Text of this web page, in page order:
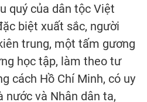
quý của dân tộc Việt
biệt xuất sắc, người
trung, một tấm gương
học tập, làm theo tư
cách Hồ Chí Minh, có uy
nước và Nhân dân ta,